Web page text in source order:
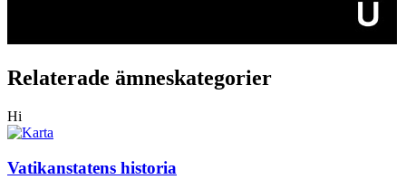
Relaterade ämneskategorier
Hi
Vatikanstatens historia